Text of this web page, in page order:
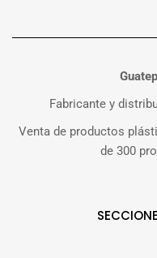
Fabricante y
Venta de productos
de 300